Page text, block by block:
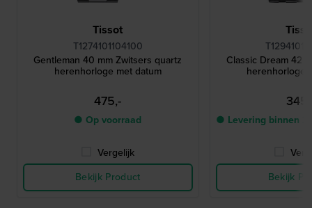
Tissot
T1274101104100
Gentleman 40 mm Zwitsers quartz
herenhorloge met datum
475,-
● Op voorraad
Vergelijk
Bekijk Product
Classic Dream 42
herenhorloge
● Levering binnen
Bekijk